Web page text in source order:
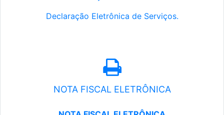
Declaração Eletrônica de Serviços.
NOTA FISCAL ELETRÔNICA